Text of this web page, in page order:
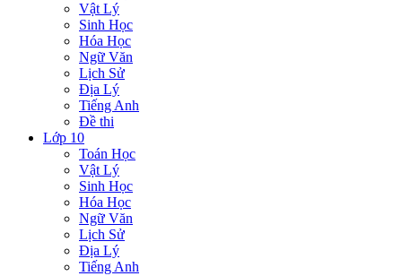
Vật Lý
Sinh Học
Hóa Học
Ngữ Văn
Lịch Sử
Địa Lý
Tiếng Anh
Đề thi
Lớp 10
Toán Học
Vật Lý
Sinh Học
Hóa Học
Ngữ Văn
Lịch Sử
Địa Lý
Tiếng Anh